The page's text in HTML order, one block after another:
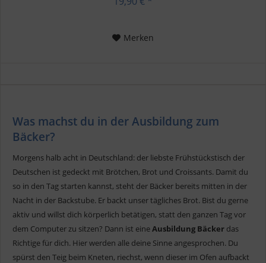
Merken
Was machst du in der Ausbildung zum
Bäcker?
Morgens halb acht in Deutschland: der liebste Frühstückstisch der
Deutschen ist gedeckt mit Brötchen, Brot und Croissants. Damit du
so in den Tag starten kannst, steht der Bäcker bereits mitten in der
Nacht in der Backstube. Er backt unser tägliches Brot. Bist du gerne
aktiv und willst dich körperlich betätigen, statt den ganzen Tag vor
dem Computer zu sitzen? Dann ist eineAusbildung Bäcker das
Richtige für dich. Hier werden alle deine Sinne angesprochen. Du
spürst den Teig beim Kneten, riechst, wenn dieser im Ofen aufbackt